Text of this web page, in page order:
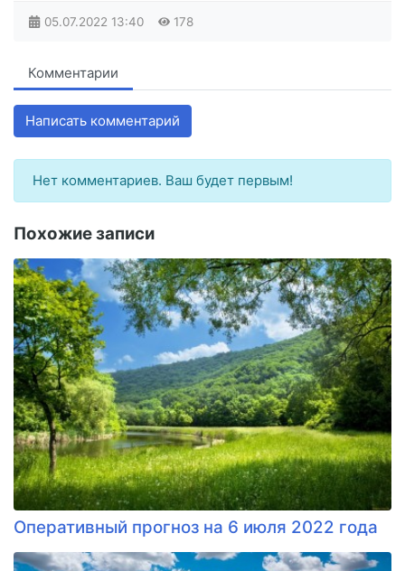
05.07.2022 13:40 178
Комментарии
Написать комментарий
Нет комментариев. Ваш будет первым!
Похожие записи
Оперативный прогноз на 6 июля 2022 года